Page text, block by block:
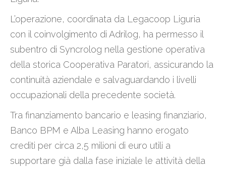
L’operazione, coordinata da Legacoop Liguria
con il coinvolgimento di Adrilog, ha permesso il
subentro di Syncrolog nella gestione operativa
della storica Cooperativa Paratori, assicurando la
continuità aziendale e salvaguardando i livelli
occupazionali della precedente società.
Tra finanziamento bancario e leasing finanziario,
Banco BPM e Alba Leasing hanno erogato
crediti per circa 2,5 milioni di euro utili a
supportare già dalla fase iniziale le attività della